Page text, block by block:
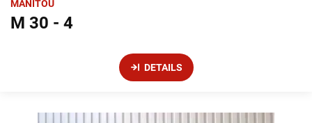
MANITOU
M 30 - 4
DETAILS